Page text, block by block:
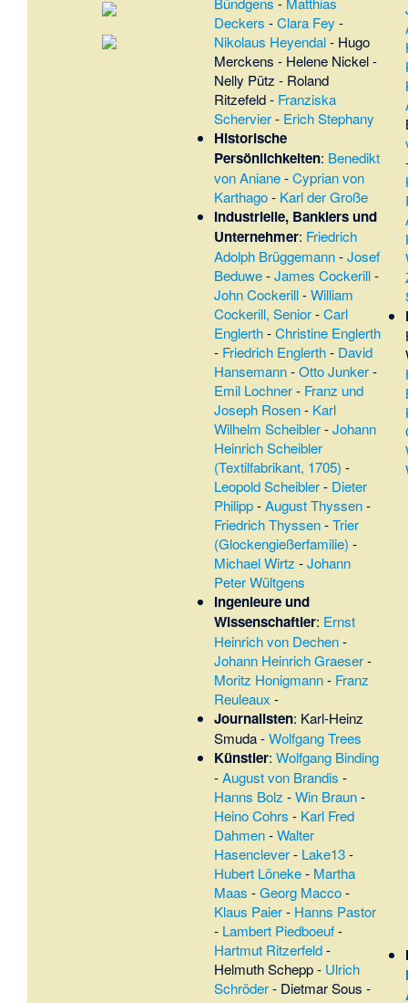
Deckers -Clara Fey -
Nikolaus Heyendal- Hugo
Merckens - Helene Nickel-
Nelly Pütz - Roland
Ritzefeld- Franziska
Schervier- Erich Stephany
Historische
Persönlichkeiten: Benedikt
von Aniane-Cyprian von
Karthago- Karl der Große
Industrielle, Bankiers und
Unternehmer: Friedrich
Adolph Brüggemann-Josef
Beduwe-James Cockerill-
John Cockerill-William
Cockerill, Senior-Carl
Englerth-Christine Englerth
- Friedrich Englerth- David
Hansemann-Otto Junker-
Emil Lochner- Franz und
Joseph Rosen- Karl
Wilhelm Scheibler-Johann
Heinrich Scheibler
(Textilfabrikant, 1705) -
Leopold Scheibler- Dieter
Philipp-August Thyssen-
Friedrich Thyssen-Trier
(Glockengießerfamilie) -
Michael Wirtz -Johann
Peter Wültgens
Ingenieure und
Wissenschaftler: Ernst
Heinrich von Dechen-
Johann Heinrich Graeser-
Moritz Honigmann- Franz
Reuleaux -
Journalisten: Karl-Heinz
Smuda-Wolfgang Trees
Künstler: Wolfgang Binding
-August von Brandis -
Hanns Bolz -Win Braun-
Heino Cohrs - Karl Fred
Dahmen-Walter
Hasenclever- Lake13-
Hubert Löneke- Martha
Maas -Georg Macco-
Klaus Paier- Hanns Pastor
- Lambert Piedboeuf-
Hartmut Ritzerfeld-
Helmuth Schepp- Ulrich
Schröder- Dietmar Sous -